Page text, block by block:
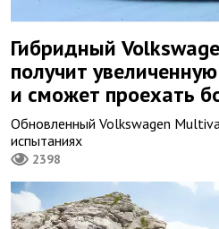
Гибридный
получит
и сможет проехать
Обновленный Volkswagen
испытаниях
2398